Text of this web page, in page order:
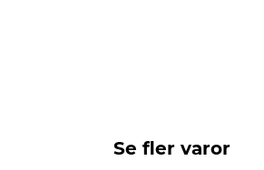
Se fler varor